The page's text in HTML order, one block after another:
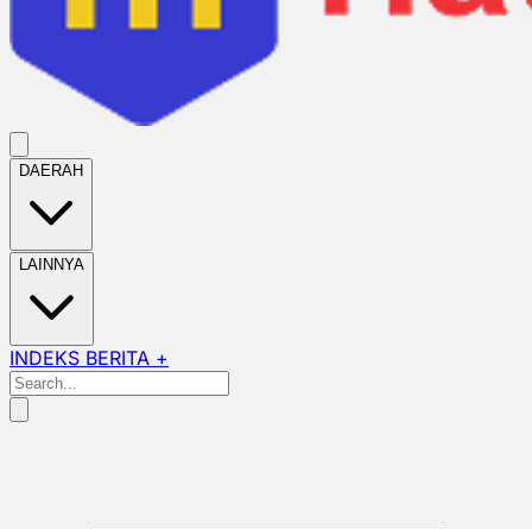
DAERAH
LAINNYA
INDEKS BERITA +